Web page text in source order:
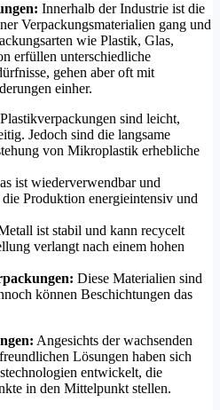
Innerhalb der Industrie ist die
Verpackungsmaterialien gang und
wie Plastik, Glas,
erfüllen unterschiedliche
gehen aber oft mit
einher.
Plastikverpackungen sind leicht,
Jedoch sind die langsame
von Mikroplastik erhebliche
ist wiederverwendbar und
Produktion energieintensiv und
ist stabil und kann recycelt
verlangt nach einem hohen
Diese Materialien sind
können Beschichtungen das
Angesichts der wachsenden
Lösungen haben sich
entwickelt, die
in den Mittelpunkt stellen.